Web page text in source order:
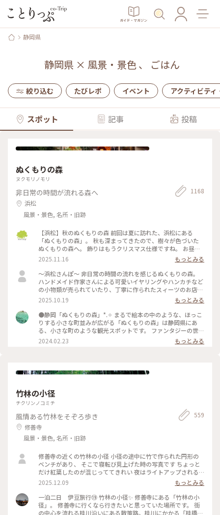
ガイド・マガジン
静岡県
静岡県 × 風景・景色、 ごはん
絞り込む たびレポ イベント アクティビティ
スポット 記事 投稿
ぬくもりの森
ヌクモリノモリ
非日常の時間が流れる森へ
浜松
風景・景色, 名所・旧跡
1168
【浜松】秋のぬくもりの森 前回は夏に訪れた、浜松にある
「ぬくもりの森」。 秋も深まってきたので、樹々が色づいた
ぬくもりの森へ。 飾りはもうクリスマス仕様ですね。 お昼ご
飯の代わりに、「森のスモーキーターキーレッグ」をいただき
ました。 ジューシーで、ちょっとスモーキーで、とても美味
しい。 ちょっと食べにくいけどw これひとつで結構お腹いっ
ぱいになります。 次はもう少し食べやすそうな「骨付きソーセ
ージ」を試してみよう。 デザートにジェラート。 今回は地元
の三日日（みっかび）みかん味をチョイス。 こちらも安心の
ちょうど良い美味しさ。
2025.11.16
もっとみる
〜浜松さんぽ〜 非日常の時間の流れを感じるぬくもりの森。
ハンドメイド作家さんによる可愛いイヤリングやハンカチなど
の小物類が売られていたり、丁寧に作られたスィーツのお店が
数軒並ぶ可愛い森でした。 一番行きたかった森のチーズケー
キやさんにて、森のピクニックセットを注文。 パイやクロワッ
サンなどのパンを1つ コンソメやコーンスープなどから1つ ボ
トルチーズケーキを1つ のセットです。 どれもしっかりした味
で、だけどしつこくはなく大満足です。 浜松市の「シン・ハマ
マツ計画」の1つ浜松市役所に設置されたエヴァンゲリオン初
号機立像を見に行きました。 天竜エリアが「シン・エヴァン
祝10時〜16時 とホームページには記載されています。 #私の
2025.10.19
もっとみる
●静岡「ぬくもりの森」*⁠.⁠✧ まるで絵本の中のような、ほっこ
りする小さな町並みが広がる「ぬくもりの森」は静岡県にあ
る、小さな町のような観光スポットです。 ファンタジーの世界
からそのまま出てきたようなレストランや雑貨屋さん、カフェ
に癒やされるのはもちろん、この町にはいろいろな所に楽しめ
つけたら子供も大人も顔がほころぶような隠し要素があり、私
さい*⁠.⁠✧ なお、周辺の観光地として、車で30分ほどの所にステ
ーキ屋「さわやか」があります。お肉がとてもやわらかく絶品
で、噂に違わぬ味でした。ぬくもりの森で癒やされた後の腹ご
しらえにオススメです。 #静岡 #ぬくもりの森 #癒し旅
2024.02.23 もっとみる
竹林の小径
チクリンノコミチ
風情ある竹林をそぞろ歩き
修善寺
風景・景色, 名所・旧跡
559
修善寺の近くの竹林の小径 小径の途中に竹で作られた円形の
ベンチがあり、 そこで寝転び見上げた時の写真です ちょっと
だけ紅葉したのが混じっててきれい 夜はライトアップされる
らしいよ 絶対すてきだわ #竹林の小径 #はじめての投稿
2025.12.09
もっとみる
一泊二日 伊豆旅行⑲ 竹林の小径✨️ 修善寺にある「竹林の小
径」。 修善寺に行くなら行きたいと思っていた場所です。 街
の中心を流れる桂川沿いにある散策路。桂川にかかる「桂橋」